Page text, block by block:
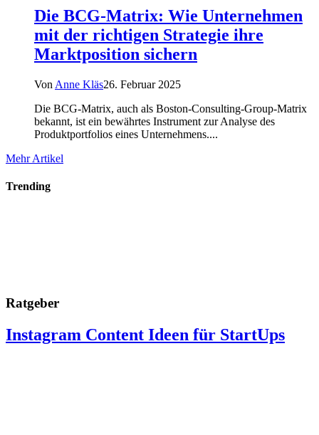
Die BCG-Matrix: Wie Unternehmen
mit der richtigen Strategie ihre
Marktposition sichern
Von Anne Kläs26. Februar 2025
Die BCG-Matrix, auch als Boston-Consulting-Group-Matrix
bekannt, ist ein bewährtes Instrument zur Analyse des
Produktportfolios eines Unternehmens....
Mehr Artikel
Trending
Ratgeber
Instagram Content Ideen für StartUps